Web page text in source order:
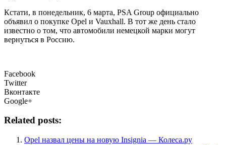
Кстати, в понедельник, 6 марта, PSA Group официально
объявил о покупке Opel и Vauxhall. В тот же день стало
известно о том, что автомобили немецкой марки могут
вернуться в Россию.
Facebook
Twitter
Вконтакте
Google+
Related posts:
Opel назвал цены на новую Insignia — Колеса.ру